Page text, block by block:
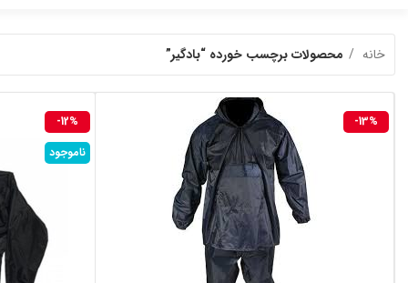
خانه محصولات برچسب خورده “بادگیر”
-13%
-12%
ناموجود